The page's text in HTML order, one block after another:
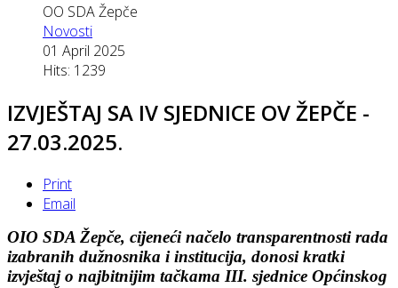
OO SDA Žepče
Novosti
01 April 2025
Hits: 1239
IZVJEŠTAJ SA IV SJEDNICE OV ŽEPČE -
27.03.2025.
Print
Email
OIO SDA Žepče, cijeneći načelo transparentnosti rada
izabranih dužnosnika i institucija, donosi kratki
izvještaj o najbitnijim tačkama III. sjednice Općinskog